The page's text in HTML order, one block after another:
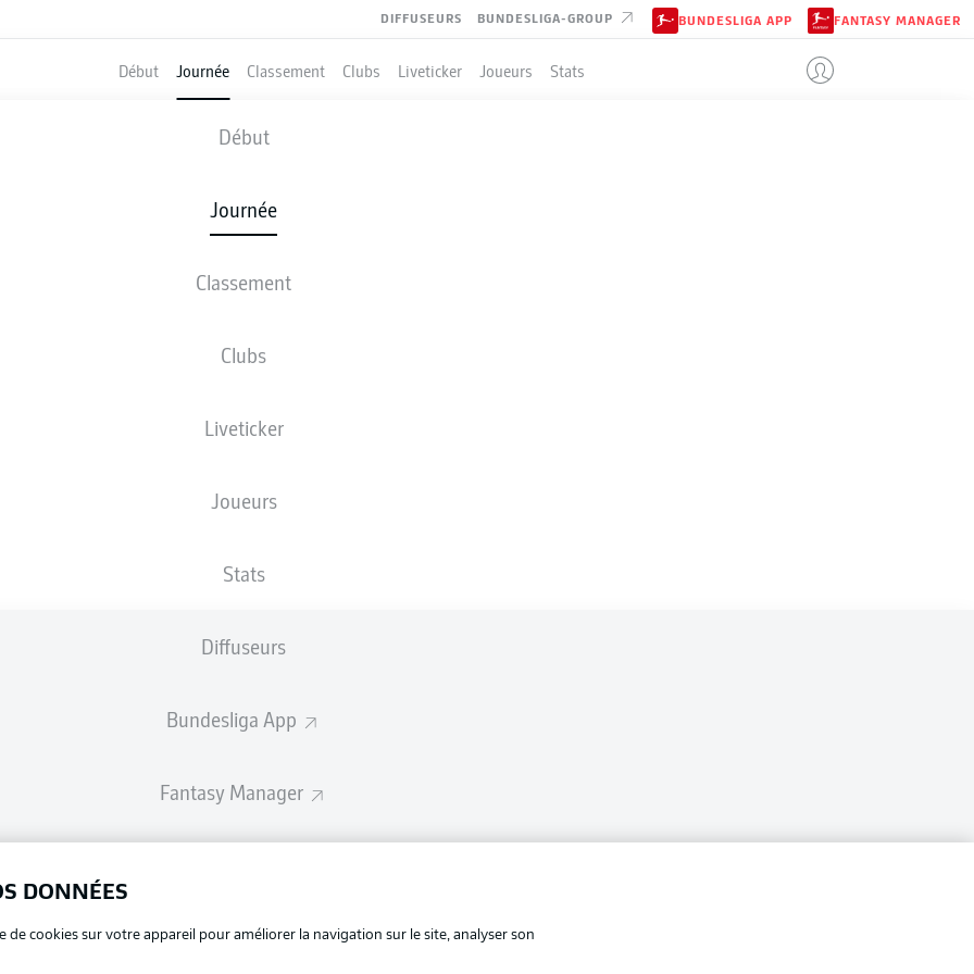
DIFFUSEURS BUNDESLIGA-GROUP BUNDESLIGA APP FANTASY MANAGER
Début Journée Classement Clubs Liveticker Joueurs Stats
Début
Journée
Classement
Clubs
Liveticker
Joueurs
Stats
Diffuseurs
Bundesliga App
Fantasy Manager
HOFFENHEIM - BORUSSIA DORTMUND
COMPOSITIONS STATISTIQUES
Les compositions seront annoncées 60 minutes avant le coup d’envoi
DONNÉES
de cookies sur votre appareil pour améliorer la navigation sur le site, analyser son